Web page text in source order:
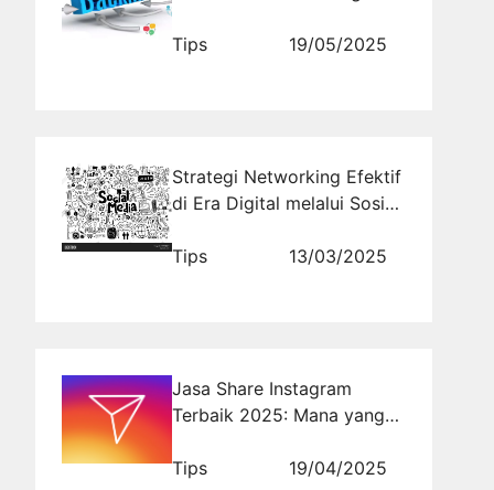
Rajabacklink.com
Tips 19/05/2025
Strategi Networking Efektif
di Era Digital melalui Sosial
Tips
13/03/2025
Jasa Share Instagram
Terbaik 2025: Mana yang
Tips
19/04/2025